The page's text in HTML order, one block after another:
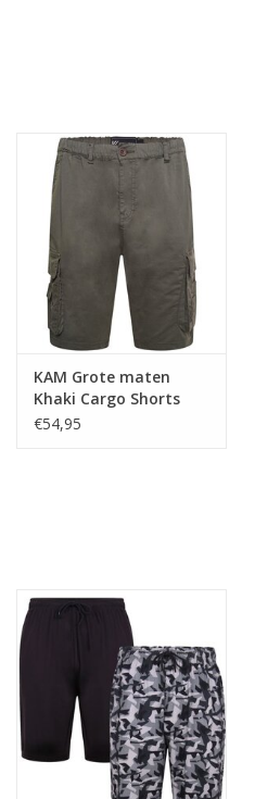
KAM Grote maten
Khaki Cargo Shorts
€54,95